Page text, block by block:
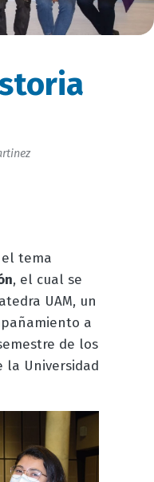
tema
, el cual se
UAM, un
a
de los
la Universidad